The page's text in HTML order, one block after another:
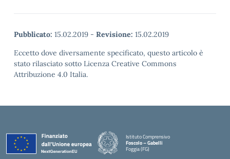
Pubblicato: 15.02.2019 - Revisione: 15.02.2019
Eccetto dove diversamente specificato, questo articolo è
stato rilasciato sotto Licenza Creative Commons
Attribuzione 4.0 Italia.
Istituto Comprensivo
Foscolo – Gabelli
Foggia (FG)
— Visita la pagina iniziale della scuola